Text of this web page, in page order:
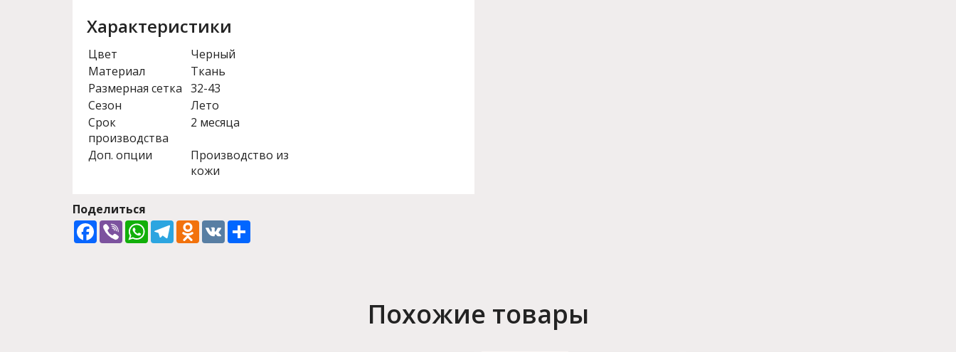
Характеристики
Цвет
Черный
Материал
Ткань
Размерная сетка 32-43
Сезон
Лето
Срок
производства
2 месяца
Доп. опции
Производство из
кожи
Поделиться
Facebook
ViberWhatsApp
TelegramOdnoklassniki
VK
Похожие товары